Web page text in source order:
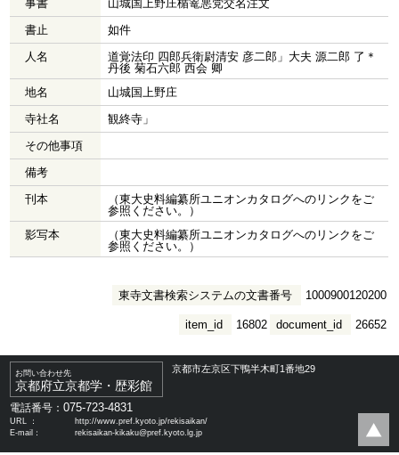
事書
山城国上野庄楯篭悪党交名注文
書止
如件
人名
道覚法印 四郎兵衛尉清安 彦二郎」大夫 源二郎 了＊
丹後 菊石六郎 西会 卿
地名
山城国上野庄
寺社名
観終寺」
その他事項
備考
刊本
（東大史料編纂所ユニオンカタログへのリンクをご
参照ください。）
影写本
（東大史料編纂所ユニオンカタログへのリンクをご
参照ください。）
東寺文書検索システムの文書番号 1000900120200
document_id 26652
item_id 16802
お問い合わせ先
京都府立京都学・歴彩館
京都市左京区下鴨半木町1番地29
電話番号：075-723-4831
URL ：
http://www.pref.kyoto.jp/rekisaikan/
E-mail：
rekisaikan-kikaku@pref.kyoto.lg.jp